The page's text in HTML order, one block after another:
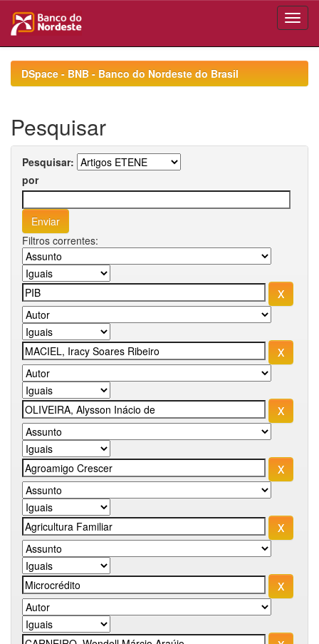
navigationDSpace - BNB - Banco do Nordeste do Brasil
Pesquisar
Pesquisar:
por
Filtros correntes: